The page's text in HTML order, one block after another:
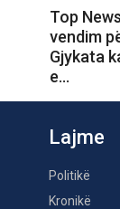
Top
vendim
Gjykata
e…
Lajme
Politikë
Kronikë